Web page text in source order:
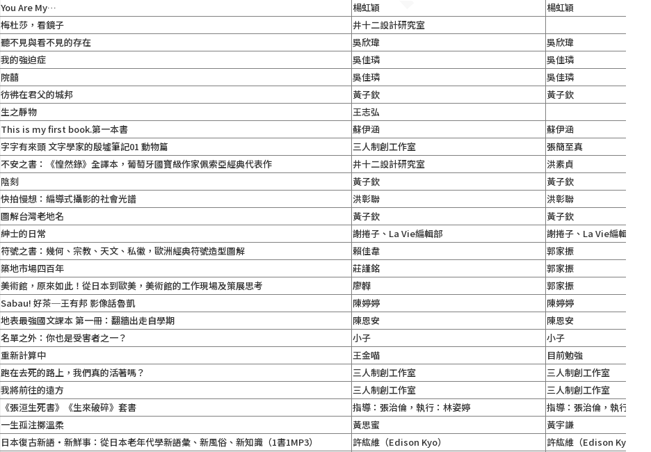
You Are My… 楊虹穎
楊虹穎
梅杜莎，看鏡子
井十二設計研究室
聽不見與看不見的存在 吳欣瑋
吳欣瑋
我的強迫症 吳佳璘
吳佳璘
院囍 吳佳璘
吳佳璘
彷彿在君父的城邦 黃子欽
黃子欽
生之靜物
王志弘
This is my first book.第一本書 蘇伊涵
蘇伊涵
字字有來頭 文字學家的殷墟筆記01 動物篇 三人制創工作室
張簡至真
不安之書：《惶然錄》全譯本，葡萄牙國寶級作家佩索亞經典代表作 井十二設計研究室
洪素貞
陰刻 黃子欽
黃子欽
快拍慢想：編導式攝影的社會光譜 洪彰聯
洪彰聯
圖解台灣老地名 黃子欽
黃子欽
紳士的日常 謝捲子、La Vie編輯部
謝捲子、La Vie編輯部
符號之書：幾何、宗教、天文、私徽，歐洲經典符號造型圖解 賴佳韋
郭家振
築地市場四百年 莊謹銘
郭家振
美術館，原來如此！從日本到歐美，美術館的工作現場及策展思考 廖韡
郭家振
Sabau! 好茶─王有邦 影像話魯凱 陳婷婷
陳婷婷
地表最強國文課本 第一冊：翻牆出走自學期 陳恩安
陳恩安
名單之外：你也是受害者之一？ 小子
小子
重新計算中 王金喵
目前勉強
跑在去死的路上，我們真的活著嗎？ 三人制創工作室
三人制創工作室
我將前往的遠方 三人制創工作室
三人制創工作室
《張洹生死書》《生來破碎》套書 指導：張治倫，執行：林姿婷
指導：張治倫，執行：林
一生孤注擲溫柔 黃思蜜
黃宇謙
日本復古新語‧新鮮事：從日本老年代學新語彙、新風俗、新知識（1書1MP3） 許紘維（Edison Kyo）
許紘維（Edison Kyo）